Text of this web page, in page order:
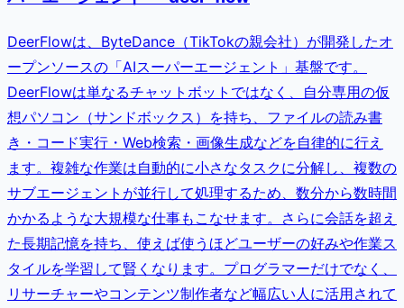
DeerFlowは、ByteDance（TikTokの親会社）が開発したオ
ープンソースの「AIスーパーエージェント」基盤です。
DeerFlowは単なるチャットボットではなく、自分専用の仮
想パソコン（サンドボックス）を持ち、ファイルの読み書
き・コード実行・Web検索・画像生成などを自律的に行え
ます。複雑な作業は自動的に小さなタスクに分解し、複数の
サブエージェントが並行して処理するため、数分から数時間
かかるような大規模な仕事もこなせます。さらに会話を超え
た長期記憶を持ち、使えば使うほどユーザーの好みや作業ス
タイルを学習して賢くなります。プログラマーだけでなく、
リサーチャーやコンテンツ制作者など幅広い人に活用されて